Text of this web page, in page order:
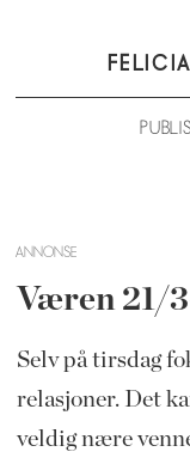
FELICIA
ANNONSE
Væren 21/
Selv på tirsdag
relasjoner. Det
veldig nære